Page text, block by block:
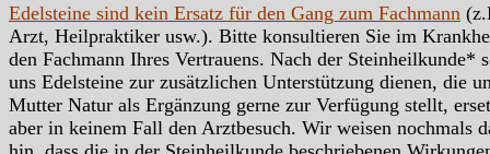
Edelsteine sind kein Ersatz für den Gang zum Fachmann
Arzt, Heilpraktiker usw.). Bitte konsultieren Sie im
den Fachmann Ihres Vertrauens. Nach der Steinheilkunde*
uns Edelsteine zur zusätzlichen Unterstützung dienen, die
Mutter Natur als Ergänzung gerne zur Verfügung stellt,
aber in keinem Fall den Arztbesuch. Wir weisen nochmals